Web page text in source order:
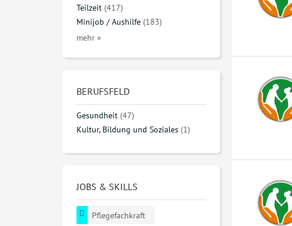
Teilzeit (417)
Minijob / Aushilfe (183)
mehr »
BERUFSFELD
Gesundheit (47)
Kultur, Bildung und Soziales (1)
JOBS & SKILLS
Pflegefachkraft